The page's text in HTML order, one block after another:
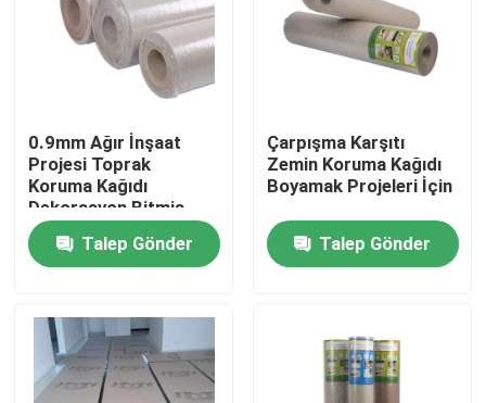
Kalite kontrol
Bir teklif isteği
Zemin Koruma Kağıdı
Geçici Zemin Koruma Rulosu
Kraft Kağıt Zemin Koruması
0.9mm Ağır İnşaat
Projesi Toprak
Koruma Kağıdı
Dekorasyon Bitmiş
Zemin Koruma
MalzemesiTalep Gönder
Çarpışma Karşıtı
Zemin Koruma Kağıdı
Boyamak Projeleri İçin
Talep Gönder